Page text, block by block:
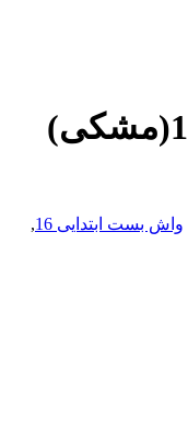
واش بست ابتدایی 16
,